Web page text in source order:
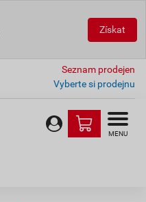
Získat
Seznam prodejen
Vyberte si prodejnu
MENU